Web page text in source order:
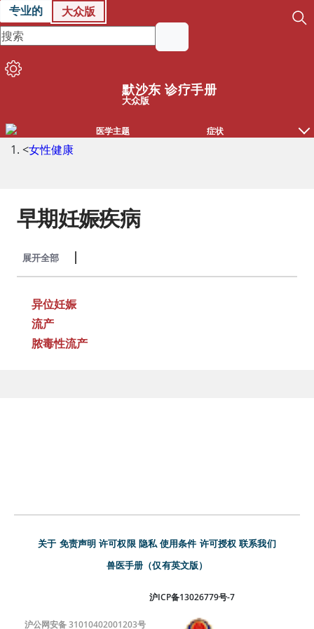
专业的 大众版
默沙东 诊疗手册
大众版
医学主题 症状
<女性健康
早期妊娠疾病
展开全部
异位妊娠
流产
脓毒性流产
关于 免责声明 许可权限 隐私 使用条件 许可授权 联系我们
兽医手册（仅有英文版）
沪ICP备13026779号-7
沪公网安备 31010402001203号